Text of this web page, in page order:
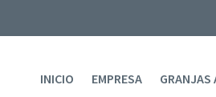
INICIO EMPRESA GRANJAS